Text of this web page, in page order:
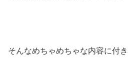
そんなめちゃめちゃな内容に付き